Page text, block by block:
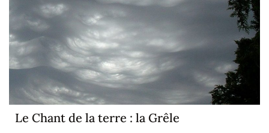
Le Chant de la terre : la Grêle